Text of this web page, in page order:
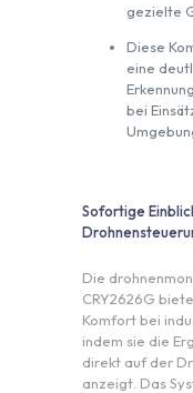
gezielte
Diese
eine
bei
Sofortige
Die
CRY2626G
Komfort bei
indem sie die
direkt auf der
anzeigt. Das